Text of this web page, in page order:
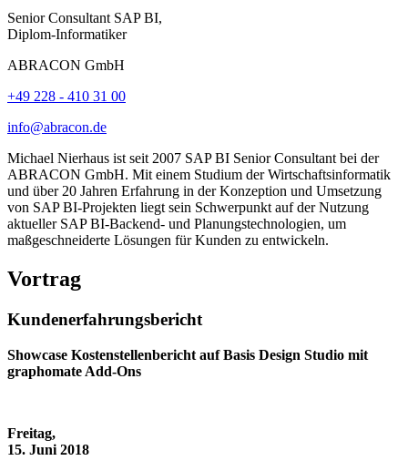
Senior Consultant SAP BI,
Diplom-Informatiker
ABRACON GmbH
+49 228 - 410 31 00
info@abracon.de
Michael Nierhaus ist seit 2007 SAP BI Senior Consultant bei der
ABRACON GmbH. Mit einem Studium der Wirtschaftsinformatik
und über 20 Jahren Erfahrung in der Konzeption und Umsetzung
von SAP BI-Projekten liegt sein Schwerpunkt auf der Nutzung
aktueller SAP BI-Backend- und Planungstechnologien, um
maßgeschneiderte Lösungen für Kunden zu entwickeln.
Vortrag
Kundenerfahrungsbericht
Showcase Kostenstellenbericht auf Basis Design Studio mit
graphomate Add-Ons
Freitag,
15. Juni 2018